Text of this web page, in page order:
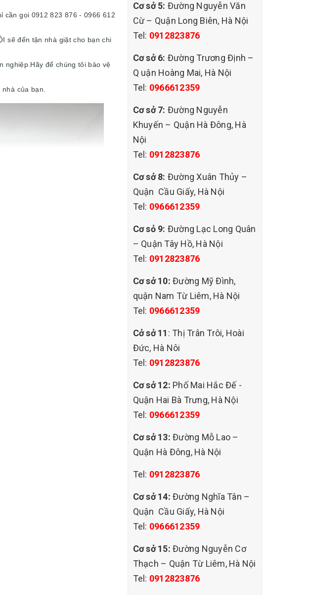
cần gọi 0912 823 876 - 0966 612
sẽ đến tận nhà giặt cho bạn chi
nghiệp.Hãy để chúng tôi bảo vệ
của bạn.
Cơ sở 5: Đường Nguyễn Văn
Cừ – Quận Long Biên, Hà Nội
Tel: 0912823876
Cơ sở 6: Đường Trương Định –
Q uận Hoàng Mai, Hà Nội
Tel: 0966612359
Cơ sở 7: Đường Nguyễn
Khuyến – Quận Hà Đông, Hà
Nội
Tel: 0912823876
Cơ sở 8: Đường Xuân Thủy –
Quận Cầu Giấy, Hà Nội
Tel: 0966612359
Cơ sỏ 9: Đường Lạc Long Quân
– Quận Tây Hồ, Hà Nội
Tel: 0912823876
Cơ sở 10: Đường Mỹ Đình,
quận Nam Từ Liêm, Hà Nội
Tel: 0966612359
Cở sở 11 : Thị Trân Trôi, Hoài
Đức, Hà Nôi
Tel: 0912823876
Cơ sở 12: Phố Mai Hắc Đế -
Quận Hai Bà Trưng, Hà Nội
Tel: 0966612359
Cơ sở 13: Đường Mỗ Lao –
Quận Hà Đông, Hà Nội
Tel: 0912823876
Cơ sở 14: Đường Nghĩa Tân –
Quận Cầu Giấy, Hà Nội
Tel: 0966612359
Cơ sở 15: Đường Nguyễn Cơ
Thạch – Quận Từ Liêm, Hà Nội
Tel: 0912823876